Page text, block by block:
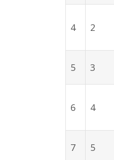
4 2
5 3
6 4
7 5